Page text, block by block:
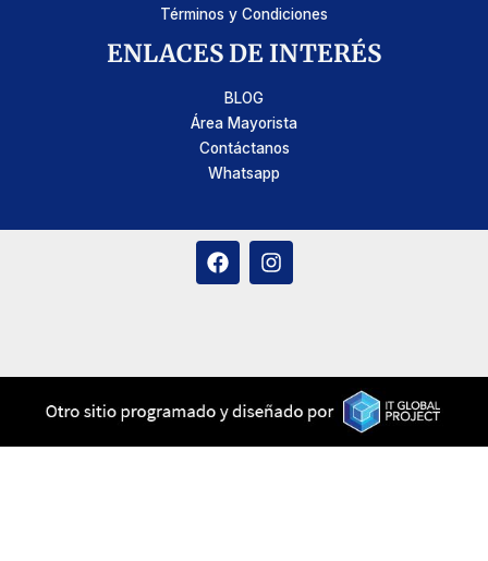
Términos y Condiciones
ENLACES DE INTERÉS
BLOG
Área Mayorista
Contáctanos
Whatsapp
F
a
o
k
I
n
r
a
m